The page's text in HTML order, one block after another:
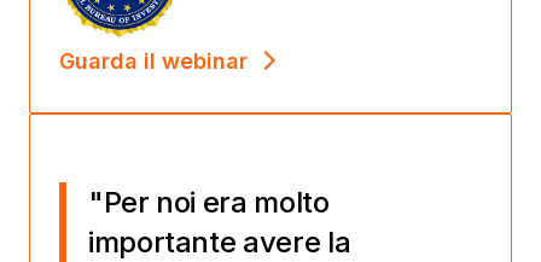
Guarda il webinar
"Per noi era molto
importante avere la